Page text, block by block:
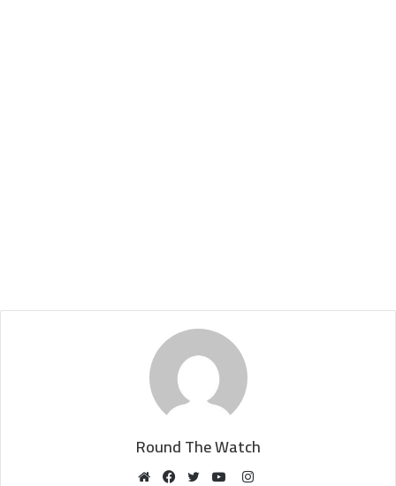
Round The Watch
Instagram